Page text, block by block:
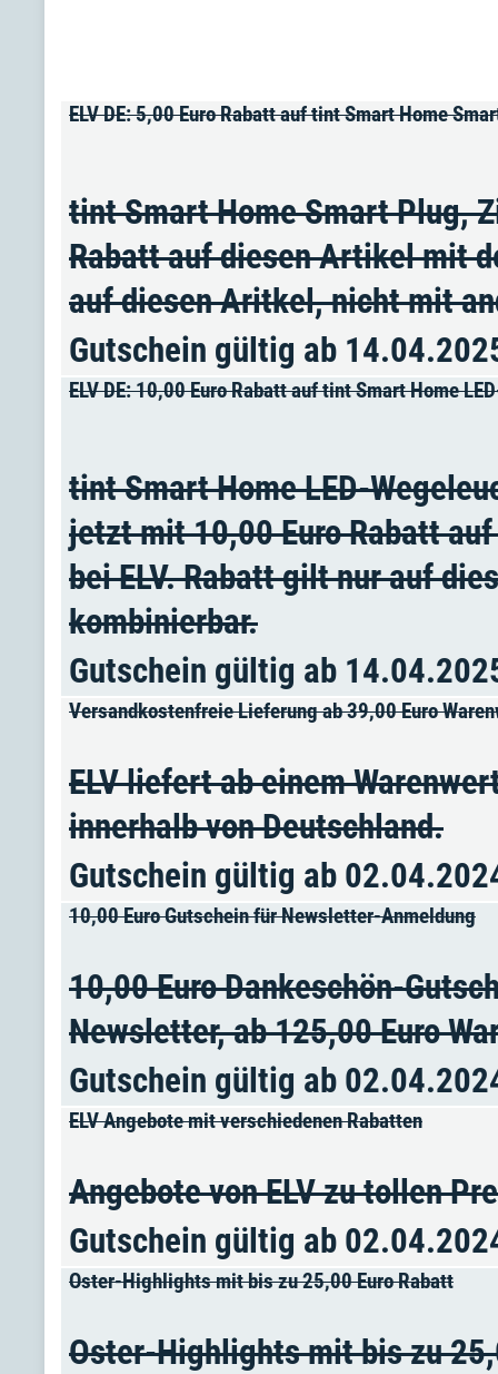
ELV DE: 5,00 Euro Rabatt auf tint Smart Home
tint Smart Home Smart Plug,
Rabatt auf diesen Artikel mit
auf diesen Aritkel, nicht mit
Gutschein gültig ab
ELV DE: 10,00 Euro Rabatt auf tint Smart Home
tint Smart Home LED-
jetzt mit 10,00 Euro Rabatt
bei ELV. Rabatt gilt nur auf
kombinierbar.
Gutschein gültig ab
Versandkostenfreie Lieferung ab 39,00 Euro
ELV liefert ab einem
innerhalb von Deutschland.
Gutschein gültig ab
10,00 Euro Gutschein für Newsletter-Anmeldung
10,00 Euro Dankeschön-
Newsletter, ab 125,00 Euro
Gutschein gültig ab
ELV Angebote mit verschiedenen Rabatten
Angebote von ELV zu tollen
Gutschein gültig ab
Oster-Highlights mit bis zu 25,00 Euro Rabatt
Oster-Highlights mit bis zu